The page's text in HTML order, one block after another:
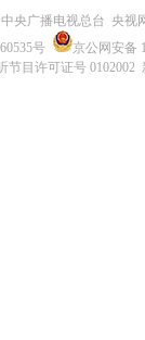
中央广播电视总台 央视
号
京公网安备
节目许可证号 0102002